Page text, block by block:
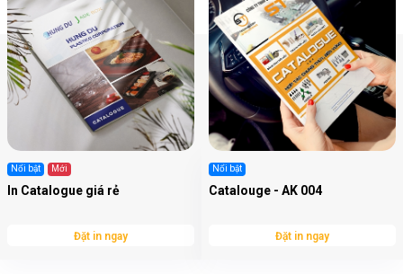
Nổi bật Mới
In Catalogue giá rẻ
Đặt in ngay
Nổi bật
Catalouge - AK 004
Đặt in ngay